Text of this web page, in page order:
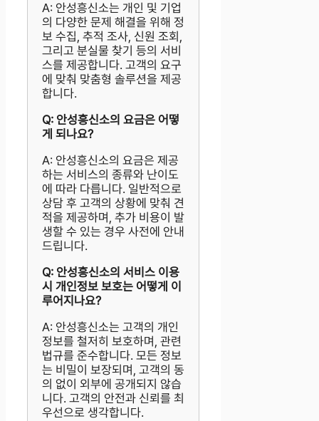
A: 안성흥신소는 개인 및 기업
의 다양한 문제 해결을 위해 정
보 수집, 추적 조사, 신원 조회,
그리고 분실물 찾기 등의 서비
스를 제공합니다. 고객의 요구
에 맞춰 맞춤형 솔루션을 제공
합니다.
Q: 안성흥신소의 요금은 어떻
게 되나요?
A: 안성흥신소의 요금은 제공
하는 서비스의 종류와 난이도
에 따라 다릅니다. 일반적으로
상담 후 고객의 상황에 맞춰 견
적을 제공하며, 추가 비용이 발
생할 수 있는 경우 사전에 안내
드립니다.
Q: 안성흥신소의 서비스 이용
시 개인정보 보호는 어떻게 이
루어지나요?
A: 안성흥신소는 고객의 개인
정보를 철저히 보호하며, 관련
법규를 준수합니다. 모든 정보
는 비밀이 보장되며, 고객의 동
의 없이 외부에 공개되지 않습
니다. 고객의 안전과 신뢰를 최
우선으로 생각합니다.